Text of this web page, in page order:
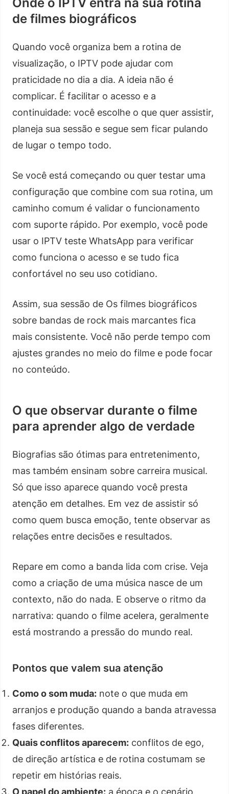
de filmes biográficos
Quando você organiza bem a rotina de
visualização, o IPTV pode ajudar com
praticidade no dia a dia. A ideia não é
complicar. É facilitar o acesso e a
continuidade: você escolhe o que quer assistir,
planeja sua sessão e segue sem ficar pulando
de lugar o tempo todo.
Se você está começando ou quer testar uma
configuração que combine com sua rotina, um
caminho comum é validar o funcionamento
com suporte rápido. Por exemplo, você pode
usar o IPTV teste WhatsApp para verificar
como funciona o acesso e se tudo fica
confortável no seu uso cotidiano.
Assim, sua sessão de Os filmes biográficos
sobre bandas de rock mais marcantes fica
mais consistente. Você não perde tempo com
ajustes grandes no meio do filme e pode focar
no conteúdo.
O que observar durante o filme
para aprender algo de verdade
Biografias são ótimas para entretenimento,
mas também ensinam sobre carreira musical.
Só que isso aparece quando você presta
atenção em detalhes. Em vez de assistir só
como quem busca emoção, tente observar as
relações entre decisões e resultados.
Repare em como a banda lida com crise. Veja
como a criação de uma música nasce de um
contexto, não do nada. E observe o ritmo da
narrativa: quando o filme acelera, geralmente
está mostrando a pressão do mundo real.
Pontos que valem sua atenção
Como o som muda: note o que muda em
arranjos e produção quando a banda atravessa
fases diferentes.
Quais conflitos aparecem: conflitos de ego,
de direção artística e de rotina costumam se
repetir em histórias reais.
O papel do ambiente: a época e o cenário